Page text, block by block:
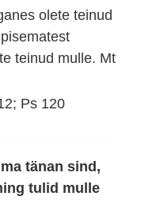
olete teinud
teinud mulle. Mt
Ps 120
tänan sind,
tulid mulle